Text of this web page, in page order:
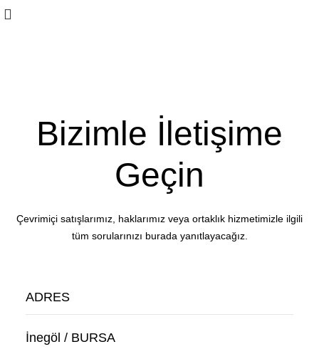
Bizimle İletişime
Geçin
Çevrimiçi satışlarımız, haklarımız veya ortaklık hizmetimizle ilgili
tüm sorularınızı burada yanıtlayacağız.
ADRES
İnegöl / BURSA